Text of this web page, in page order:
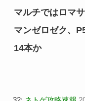
マルチではロマ
マンゼロゼク、
14本か